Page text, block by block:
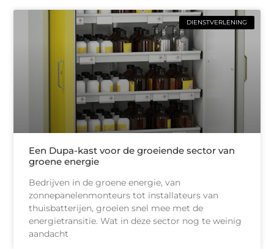
DIENSTVERLENING
Een Dupa-kast voor de groeiende sector van
groene energie
Bedrijven in de groene energie, van
zonnepanelenmonteurs tot installateurs van
thuisbatterijen, groeien snel mee met de
energietransitie. Wat in deze sector nog te weinig
aandacht